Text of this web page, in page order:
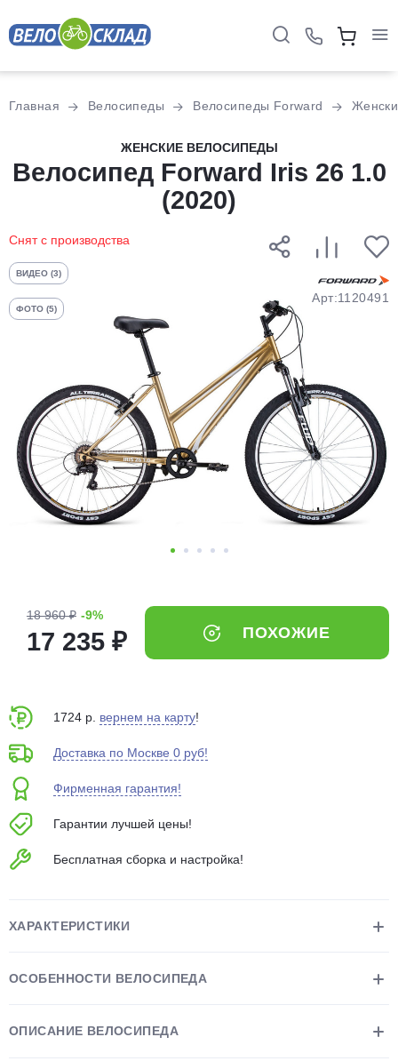
Главная Велосипеды Велосипеды Forward
ЖЕНСКИЕ ВЕЛОСИПЕДЫ
Велосипед Forward Iris 26 1.0
(2020)
Снят с производства
ВИДЕО (3)
ФОТО (5)
Арт:1120491
18 960 ₽ -9%
17 235 ₽ ПОХОЖИЕ
1724 р. вернем на карту!
Доставка по Москве 0 руб!
Фирменная гарантия!
Гарантии лучшей цены!
Бесплатная сборка и настройка!
ХАРАКТЕРИСТИКИ
ОСОБЕННОСТИ ВЕЛОСИПЕДА
ОПИСАНИЕ ВЕЛОСИПЕДА
Разбейте
оплатуна части
без переплат
График платежей
Добавляйте товары
в корзину
Оплачивайте сегодня только
25% картой любого банка
выбранный способом
75% будут
Подробнее
недели